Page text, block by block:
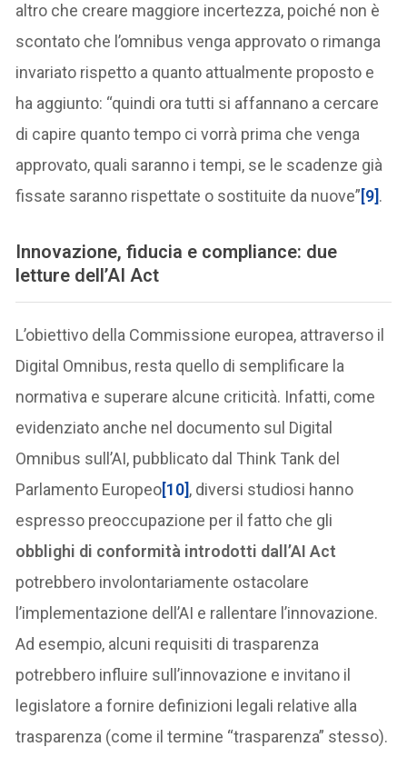
altro che creare maggiore incertezza, poiché non è
scontato che l’omnibus venga approvato o rimanga
invariato rispetto a quanto attualmente proposto e
ha aggiunto: “quindi ora tutti si affannano a cercare
di capire quanto tempo ci vorrà prima che venga
approvato, quali saranno i tempi, se le scadenze già
fissate saranno rispettate o sostituite da nuove”[9].
Innovazione, fiducia e compliance: due
letture dell’AI Act
L’obiettivo della Commissione europea, attraverso il
Digital Omnibus, resta quello di semplificare la
normativa e superare alcune criticità. Infatti, come
evidenziato anche nel documento sul Digital
Omnibus sull’AI, pubblicato dal Think Tank del
Parlamento Europeo[10], diversi studiosi hanno
espresso preoccupazione per il fatto che gli
obblighi di conformità introdotti dall’AI Act
potrebbero involontariamente ostacolare
l’implementazione dell’AI e rallentare l’innovazione.
Ad esempio, alcuni requisiti di trasparenza
potrebbero influire sull’innovazione e invitano il
legislatore a fornire definizioni legali relative alla
trasparenza (come il termine “trasparenza” stesso).